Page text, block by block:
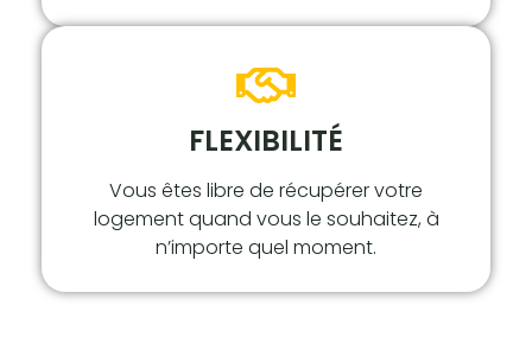
FLEXIBILITÉ
Vous êtes libre de récupérer votre
logement quand vous le souhaitez, à
n’importe quel moment.